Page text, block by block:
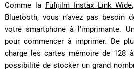
Comme la Fufijilm Instax Link Wide
Bluetooth, vous n’avez pas besoin
votre smartphone à l’imprimante.
pour commencer à imprimer. De
charge les cartes mémoire de 128
possibilité de stocker un grand